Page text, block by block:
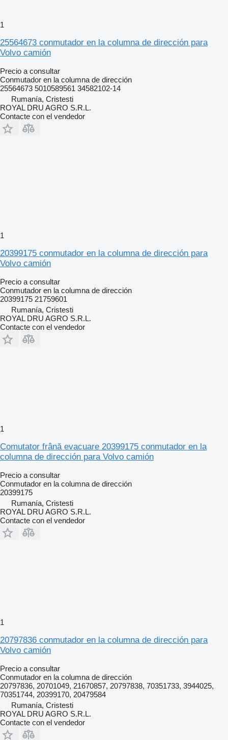
1
25564673 conmutador en la columna de dirección para
Volvo camión
Precio a consultar
Conmutador en la columna de dirección
25564673 5010589561 34582102-14
Rumanía, Cristesti
ROYAL DRU AGRO S.R.L.
Contacte con el vendedor
1
20399175 conmutador en la columna de dirección para
Volvo camión
Precio a consultar
Conmutador en la columna de dirección
20399175 21759601
Rumanía, Cristesti
ROYAL DRU AGRO S.R.L.
Contacte con el vendedor
1
Comutator frână evacuare 20399175 conmutador en la
columna de dirección para Volvo camión
Precio a consultar
Conmutador en la columna de dirección
20399175
Rumanía, Cristesti
ROYAL DRU AGRO S.R.L.
Contacte con el vendedor
1
20797836 conmutador en la columna de dirección para
Volvo camión
Precio a consultar
Conmutador en la columna de dirección
20797836, 20701049, 21670857, 20797838, 70351733, 3944025,
70351744, 20399170, 20479584
Rumanía, Cristesti
ROYAL DRU AGRO S.R.L.
Contacte con el vendedor